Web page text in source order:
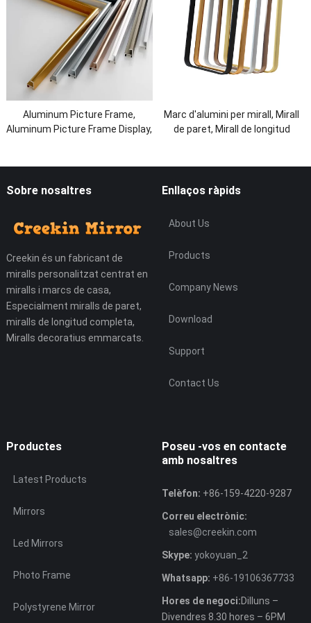
Aluminum Picture Frame,
Aluminum Picture Frame Display,
Marc d'alumini per mirall, Mirall
de paret, Mirall de longitud
Sobre nosaltres
Creekin és un fabricant de
miralls personalitzat centrat en
miralls i marcs de casa,
Especialment miralls de paret,
miralls de longitud completa,
Miralls decoratius emmarcats.
Enllaços ràpids
About Us
Products
Company News
Download
Support
Contact Us
Productes
Latest Products
Mirrors
Led Mirrors
Photo Frame
Polystyrene Mirror
Poseu -vos en contacte
amb nosaltres
Telèfon: +86-159-4220-9287
Correu electrònic:
sales@creekin.com
Skype: yokoyuan_2
Whatsapp: +86-19106367733
Hores de negoci:Dilluns –
Divendres 8.30 hores – 6PM